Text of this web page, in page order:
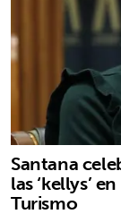
Santana
las ‘kellys’
Turismo